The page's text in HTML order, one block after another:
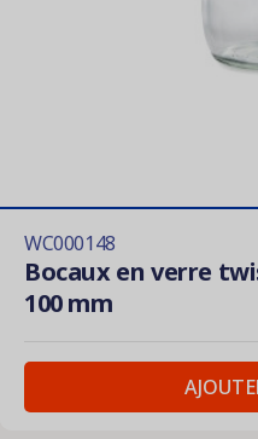
WC000148
Bocaux en verre
100 mm